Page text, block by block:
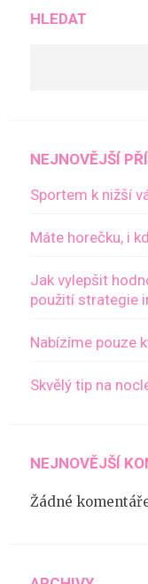
HLEDAT
NEJNOVĚJŠÍ
Sportem k nižší
Máte horečku, i
Jak vylepšit
použití strategie
Nabízíme pouze
Skvělý tip na
NEJNOVĚJŠÍ
Žádné